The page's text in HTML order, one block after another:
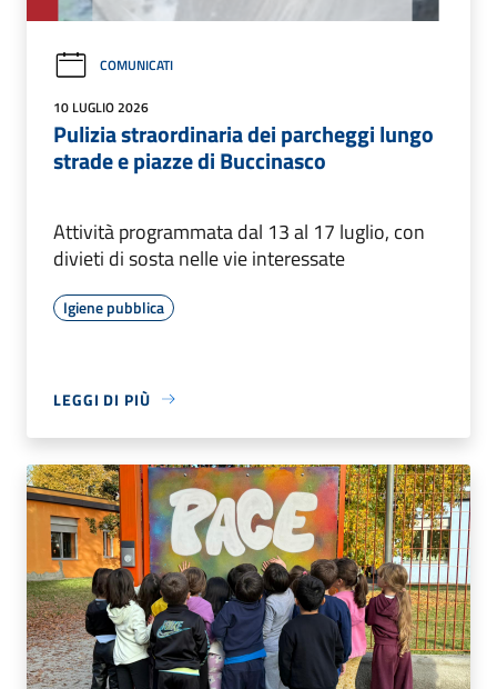
COMUNICATI
10 LUGLIO 2026
Pulizia straordinaria dei parcheggi lungo
strade e piazze di Buccinasco
Attività programmata dal 13 al 17 luglio, con
divieti di sosta nelle vie interessate
Igiene pubblica
LEGGI DI PIÙ